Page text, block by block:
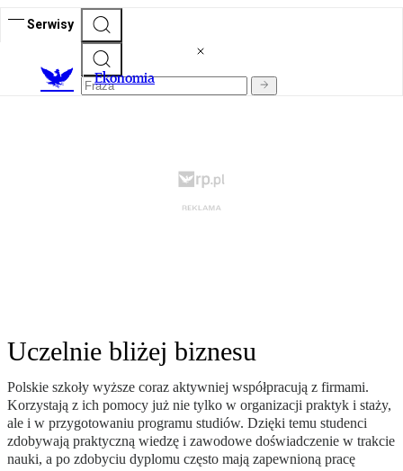
Serwisy
Ekonomia
Uczelnie bliżej biznesu
Polskie szkoły wyższe coraz aktywniej współpracują z firmami.
Korzystają z ich pomocy już nie tylko w organizacji praktyk i staży,
ale i w przygotowaniu programu studiów. Dzięki temu studenci
zdobywają praktyczną wiedzę i zawodowe doświadczenie w trakcie
nauki, a po zdobyciu dyplomu często mają zapewnioną pracę